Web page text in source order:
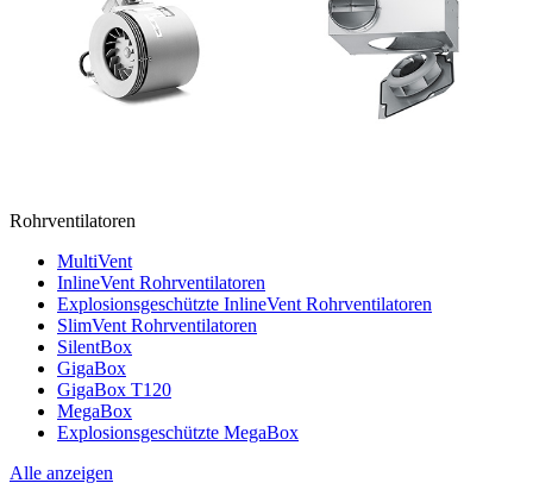
Rohrventilatoren
MultiVent
InlineVent Rohrventilatoren
Explosionsgeschützte InlineVent Rohrventilatoren
SlimVent Rohrventilatoren
SilentBox
GigaBox
GigaBox T120
MegaBox
Explosionsgeschützte MegaBox
Alle anzeigen